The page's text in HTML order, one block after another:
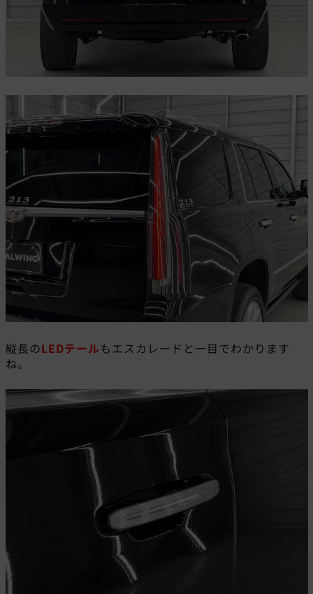
縦長のLEDテールもエスカレードと一目でわかります
ね。